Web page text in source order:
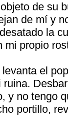
de su
de mí y
la
mi propio
el
ruina.
y no tengo
portillo,